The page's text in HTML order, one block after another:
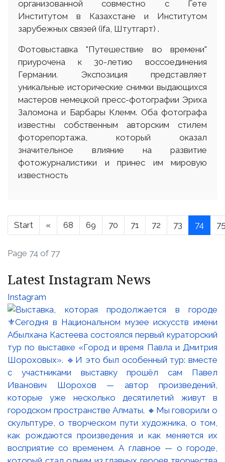
организованной совместно с Гете
Институтом в Казахстане и Институтом
зарубежных связей (ifa, Штутгарт) .
Фотовыставка "Путешествие во времени"
приурочена к 30-летию воссоединения
Германии. Экспозиция представляет
уникальные исторические снимки выдающихся
мастеров немецкой пресс-фотографии Эриха
Заломона и Барбары Клемм. Оба фотографа
известны собственным авторским стилем
фоторепортажа, который оказал
значительное влияние на развитие
фотожурналистики и принес им мировую
известность
Start « 68 69 70 71 72 73 74
Page 74 of 77
Latest Instagram News
Instagram